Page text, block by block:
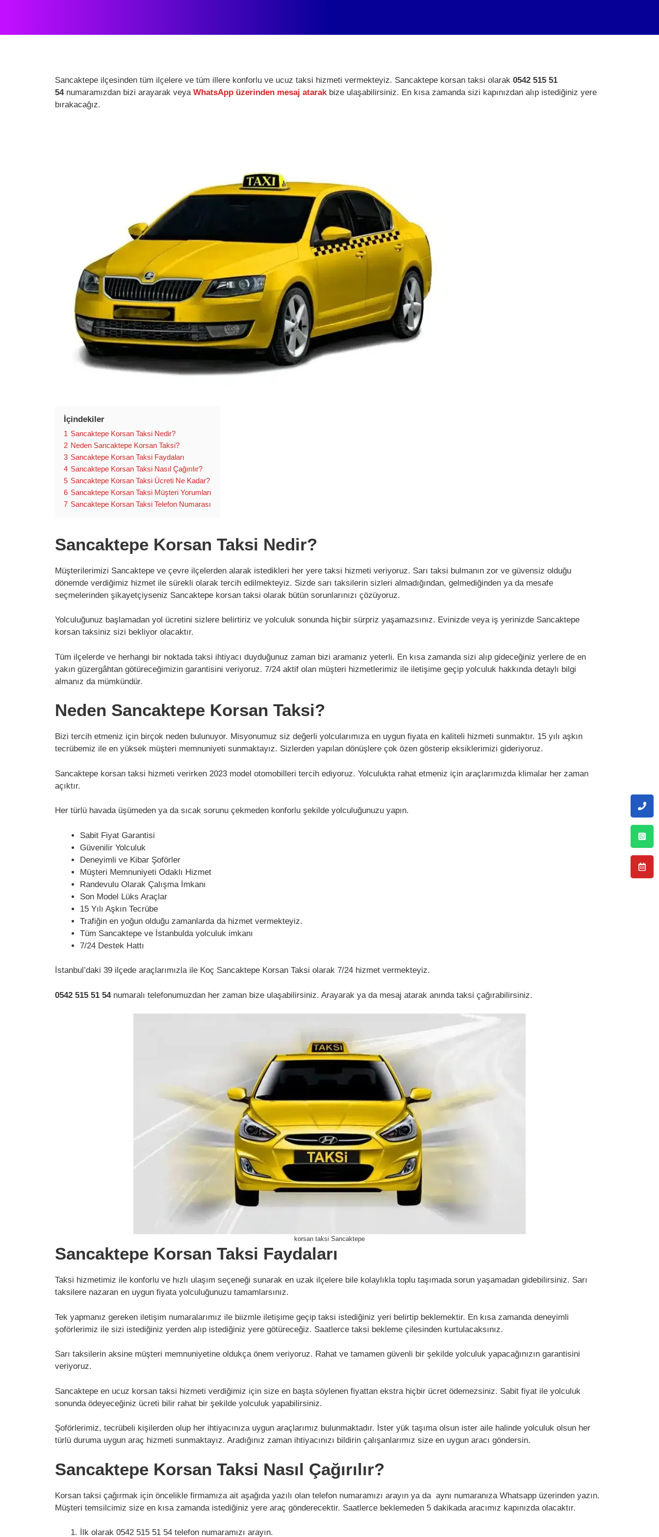
Sancaktepe ilçesinden tüm ilçelere ve tüm illere konforlu ve ucuz taksi hizmeti vermekteyiz. Sancaktepe korsan taksi olarak 0542 515 51
54numaramızdan bizi arayarak veya WhatsApp üzerinden mesaj atarakbize ulaşabilirsiniz. En kısa zamanda sizi kapınızdan alıp istediğiniz yere
bırakacağız.
İçindekiler
1 Sancaktepe Korsan Taksi Nedir?
2 Neden Sancaktepe Korsan Taksi?
3 Sancaktepe Korsan Taksi Faydaları
4 Sancaktepe Korsan Taksi Nasıl Çağırılır?
5 Sancaktepe Korsan Taksi Ücreti Ne Kadar?
6 Sancaktepe Korsan Taksi Müşteri Yorumları
7 Sancaktepe Korsan Taksi Telefon Numarası
Sancaktepe Korsan Taksi Nedir?
Müşterilerimizi Sancaktepe ve çevre ilçelerden alarak istedikleri her yere taksi hizmeti veriyoruz. Sarı taksi bulmanın zor ve güvensiz olduğu
dönemde verdiğimiz hizmet ile sürekli olarak tercih edilmekteyiz. Sizde sarı taksilerin sizleri almadığından, gelmediğinden ya da mesafe
seçmelerinden şikayetçiyseniz Sancaktepe korsan taksi olarak bütün sorunlarınızı çözüyoruz.
Yolculuğunuz başlamadan yol ücretini sizlere belirtiriz ve yolculuk sonunda hiçbir sürpriz yaşamazsınız. Evinizde veya iş yerinizde Sancaktepe
korsan taksiniz sizi bekliyor olacaktır.
Tüm ilçelerde ve herhangi bir noktada taksi ihtiyacı duyduğunuz zaman bizi aramanız yeterli. En kısa zamanda sizi alıp gideceğiniz yerlere de en
yakın güzergâhtan götüreceğimizin garantisini veriyoruz. 7/24 aktif olan müşteri hizmetlerimiz ile iletişime geçip yolculuk hakkında detaylı bilgi
almanız da mümkündür.
Neden Sancaktepe Korsan Taksi?
Bizi tercih etmeniz için birçok neden bulunuyor. Misyonumuz siz değerli yolcularımıza en uygun fiyata en kaliteli hizmeti sunmaktır. 15 yılı aşkın
tecrübemiz ile en yüksek müşteri memnuniyeti sunmaktayız. Sizlerden yapılan dönüşlere çok özen gösterip eksiklerimizi gideriyoruz.
Sancaktepe korsan taksi hizmeti verirken 2023 model otomobilleri tercih ediyoruz. Yolculukta rahat etmeniz için araçlarımızda klimalar her zaman
açıktır.
Her türlü havada üşümeden ya da sıcak sorunu çekmeden konforlu şekilde yolculuğunuzu yapın.
Sabit Fiyat Garantisi
Güvenilir Yolculuk
Deneyimli ve Kibar Şoförler
Müşteri Memnuniyeti Odaklı Hizmet
Randevulu Olarak Çalışma İmkanı
Son Model Lüks Araçlar
15 Yılı Aşkın Tecrübe
Trafiğin en yoğun olduğu zamanlarda da hizmet vermekteyiz.
Tüm Sancaktepe ve İstanbulda yolculuk imkanı
7/24 Destek Hattı
İstanbul’daki 39 ilçede araçlarımızla ile Koç Sancaktepe Korsan Taksi olarak 7/24 hizmet vermekteyiz.
0542 515 51 54numaralı telefonumuzdan her zaman bize ulaşabilirsiniz. Arayarak ya da mesaj atarak anında taksi çağırabilirsiniz.
korsan taksi Sancaktepe
Sancaktepe Korsan Taksi Faydaları
Taksi hizmetimiz ile konforlu ve hızlı ulaşım seçeneği sunarak en uzak ilçelere bile kolaylıkla toplu taşımada sorun yaşamadan gidebilirsiniz. Sarı
taksilere nazaran en uygun fiyata yolculuğunuzu tamamlarsınız.
Tek yapmanız gereken iletişim numaralarımız ile biizmle iletişime geçip taksi istediğiniz yeri belirtip beklemektir. En kısa zamanda deneyimli
şoförlerimiz ile sizi istediğiniz yerden alıp istediğiniz yere götüreceğiz. Saatlerce taksi bekleme çilesinden kurtulacaksınız.
Sarı taksilerin aksine müşteri memnuniyetine oldukça önem veriyoruz. Rahat ve tamamen güvenli bir şekilde yolculuk yapacağınızın garantisini
veriyoruz.
Sancaktepe en ucuz korsan taksi hizmeti verdiğimiz için size en başta söylenen fiyattan ekstra hiçbir ücret ödemezsiniz. Sabit fiyat ile yolculuk
sonunda ödeyeceğiniz ücreti bilir rahat bir şekilde yolculuk yapabilirsiniz.
Şoförlerimiz, tecrübeli kişilerden olup her ihtiyacınıza uygun araçlarımız bulunmaktadır. İster yük taşıma olsun ister aile halinde yolculuk olsun her
türlü duruma uygun araç hizmeti sunmaktayız. Aradığınız zaman ihtiyacınızı bildirin çalışanlarımız size en uygun aracı göndersin.
Sancaktepe Korsan Taksi Nasıl Çağırılır?
Korsan taksi çağırmak için öncelikle firmamıza ait aşağıda yazılı olan telefon numaramızı arayın ya da aynı numaranıza Whatsapp üzerinden yazın.
Müşteri temsilcimiz size en kısa zamanda istediğiniz yere araç gönderecektir. Saatlerce beklemeden 5 dakikada aracımız kapınızda olacaktır.
İlk olarak 0542 515 51 54 telefon numaramızı arayın.